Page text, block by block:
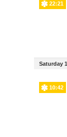
22:21
Saturday
10:42